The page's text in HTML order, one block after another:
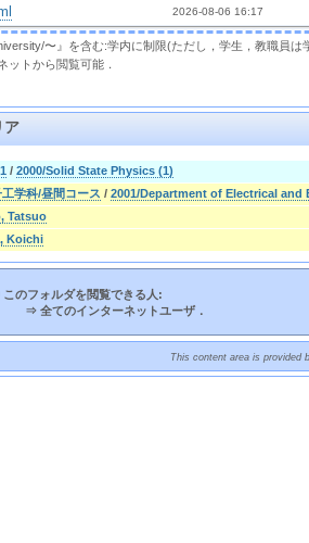
2026-08-06 16:17
〜』を含む:学内に制限(ただし，学生，教職員
ットから閲覧可能．
ア
/2000/Solid State Physics (1)
学科/昼間コース /2001/Department of Electrical
Tatsuo
Koichi
のフォルダを閲覧できる人:
⇒全てのインターネットユーザ．
This content area is provided